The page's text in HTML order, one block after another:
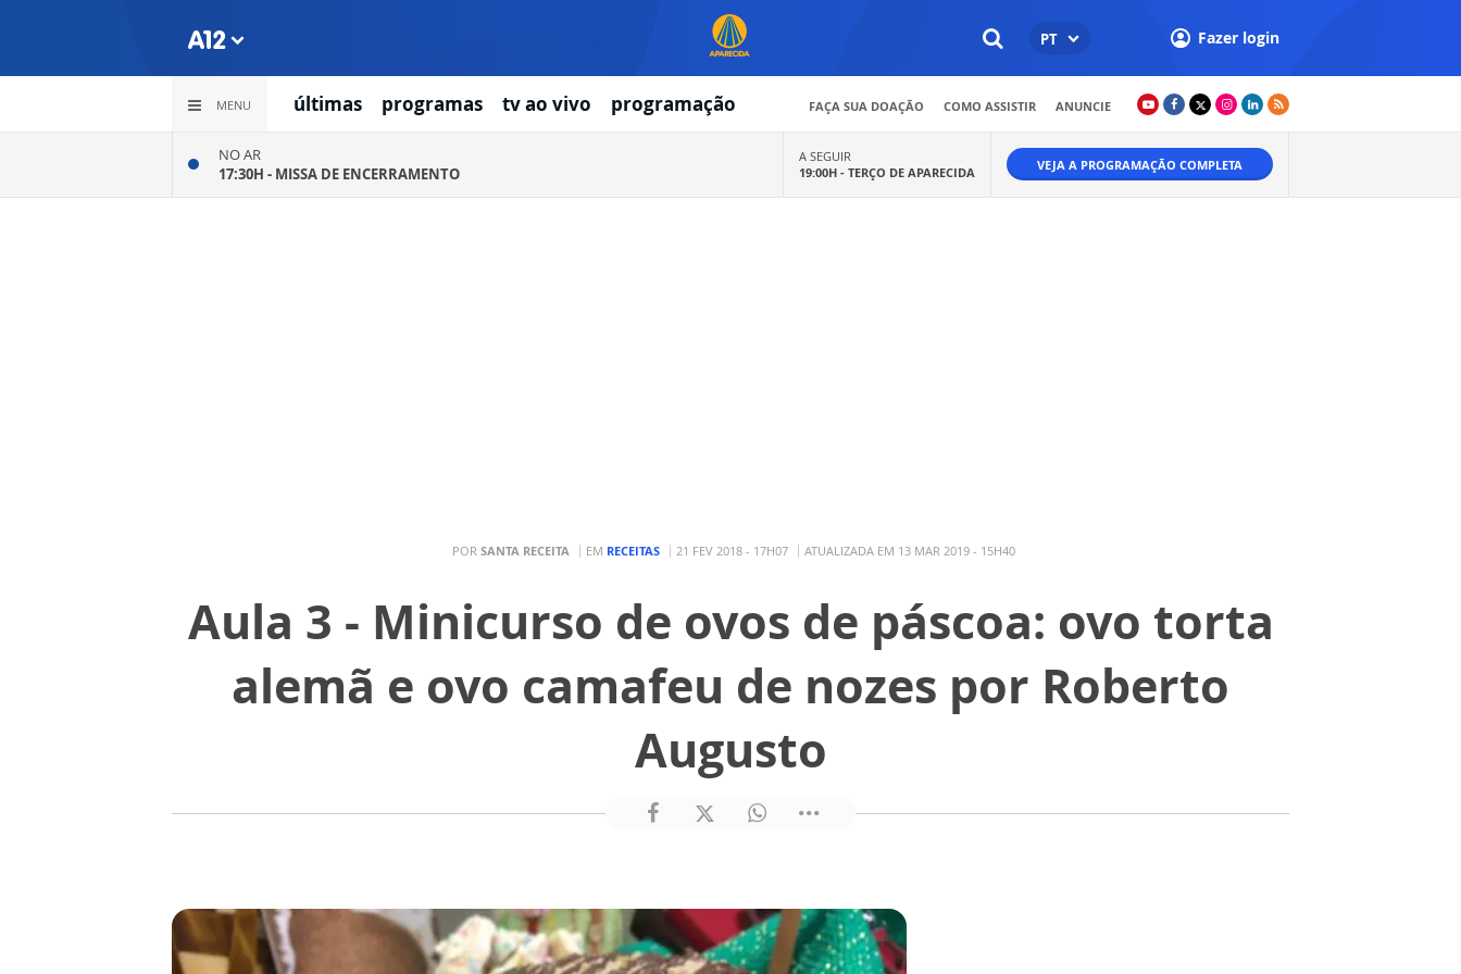
PT Fazer login
MENU últimas programas tv ao vivo programação FAÇA SUA DOAÇÃO COMO ASSISTIR ANUNCIE
NO AR
17:30H - MISSA DE ENCERRAMENTO
A SEGUIR
19:00H - TERÇO DE APARECIDA VEJA A PROGRAMAÇÃO COMPLETA
POR SANTA RECEITA EM RECEITAS 21 FEV 2018 - 17H07 ATUALIZADA EM 13 MAR 2019 - 15H40
Aula 3 - Minicurso de ovos de páscoa: ovo torta
alemã e ovo camafeu de nozes por Roberto
Augusto